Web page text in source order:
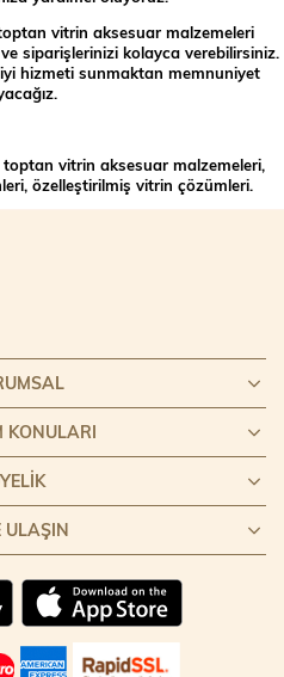
vitrin aksesuar malzemeleri
siparişlerinizi kolayca verebilirsiniz.
hizmeti sunmaktan memnuniyet
vitrin aksesuar malzemeleri,
özelleştirilmiş vitrin çözümleri.
KONULARI
ULAŞIN